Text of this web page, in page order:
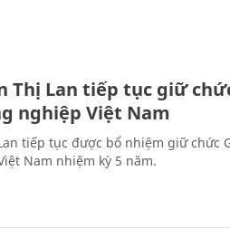
Thị Lan tiếp tục giữ
nghiệp Việt Nam
tiếp tục được bổ nhiệm giữ chức
Nam nhiệm kỳ 5 năm.